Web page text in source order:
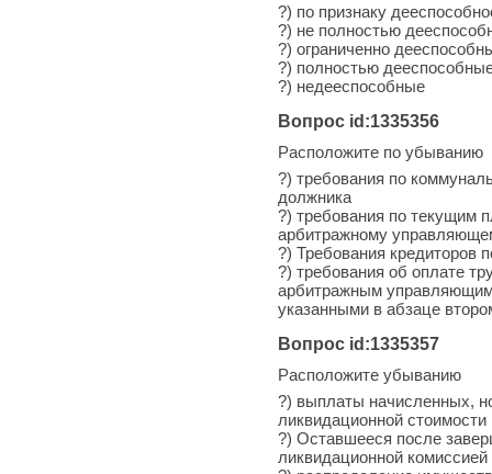
?) по признаку
?) не полностью
?) ограниченно
?) полностью
?) недееспособные
Вопрос id:1335356
Расположите по убыванию
?) требования по
должника
?) требования по текущим
арбитражному
?) Требования кредиторов
?) требования об оплате
арбитражным управляющим
указанными в абзаце
Вопрос id:1335357
Расположите убыванию
?) выплаты начисленных,
ликвидационной
?) Оставшееся после
ликвидационной